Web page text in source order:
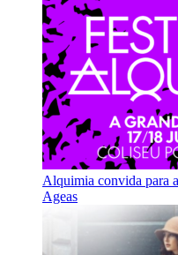
Alquimia convida para
Ageas